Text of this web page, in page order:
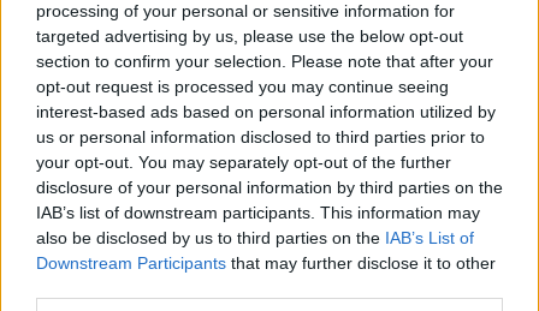
processing of your personal or sensitive information for
targeted advertising by us, please use the below opt-out
section to confirm your selection. Please note that after your
opt-out request is processed you may continue seeing
interest-based ads based on personal information utilized by
us or personal information disclosed to third parties prior to
your opt-out. You may separately opt-out of the further
disclosure of your personal information by third parties on the
IAB’s list of downstream participants. This information may
also be disclosed by us to third parties on the IAB’s List of
Downstream Participants that may further disclose it to other
Apfyllan
Medlem
Det han inte verkar fatta (och inte Busch heller) är att ett väpnat
anfall mot regimen i Iranminskarsnarare änökarsannolikheten för
regimskifte. Dumt i huvet av Islamistmotståndare att stödja en
attack som förstärker regimens ställning i landet som
landsbeskyddare mot USA, och motverkar någon slags
påverkanskampanj från USAs håll till att stärka de demokratiska
rörelserna i landet.
2026-05-03, 23:26
Medlem